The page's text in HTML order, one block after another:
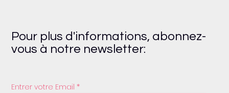
Pour plus d'informations, abonnez-
vous à notre newsletter:
Entrer votre Email